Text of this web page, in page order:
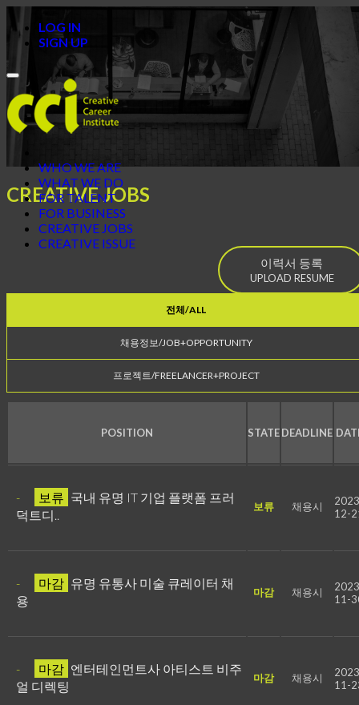
LOG IN
SIGN UP
Toggle
navigation
WHO WE ARE
WHAT WE DO
FOR TALENT
FOR BUSINESS
CREATIVE JOBS
CREATIVE ISSUE
CREATIVE JOBS
이력서 등록
UPLOAD RESUME
전체/ALL
채용정보/JOB+OPPORTUNITY
프로젝트/FREELANCER+PROJECT
POSITION STATEDEADLINE
- 보류 국내 유명 IT 기업 플랫폼 프러
덕트디..
보류 채용시
12-
- 마감 유명 유통사 미술 큐레이터 채
용
마감 채용시
11-
- 마감 엔터테인먼트사 아티스트 비주
얼 디렉팅
마감 채용시
11-